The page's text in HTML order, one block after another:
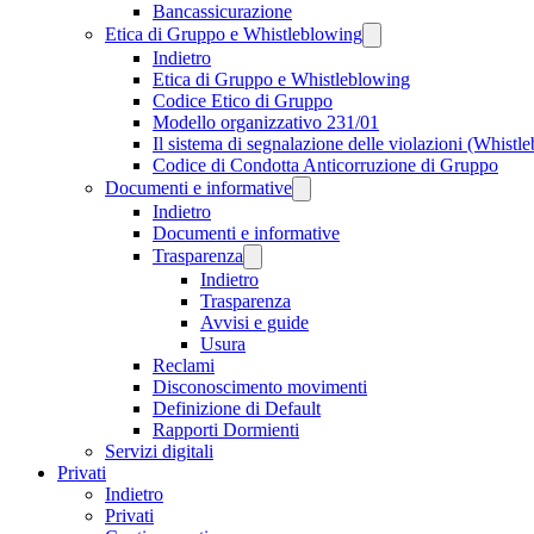
Bancassicurazione
Etica di Gruppo e Whistleblowing
Indietro
Etica di Gruppo e Whistleblowing
Codice Etico di Gruppo
Modello organizzativo 231/01
Il sistema di segnalazione delle violazioni
Codice di Condotta Anticorruzione di Gruppo
Documenti e informative
Indietro
Documenti e informative
Trasparenza
Indietro
Trasparenza
Avvisi e guide
Usura
Reclami
Disconoscimento movimenti
Definizione di Default
Rapporti Dormienti
Servizi digitali
Privati
Indietro
Privati